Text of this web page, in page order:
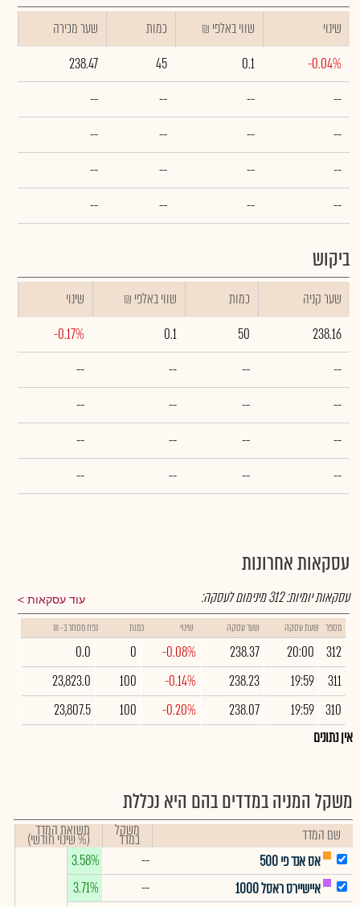
שינוי ₪ שווי באלפי כמות
שער מכירה
-0.04%
0.1
45
238.47
--
--
--
--
--
--
--
--
--
--
--
--
--
--
--
--
ביקוש
שער קניה כמות ₪ שווי באלפי
שינוי
238.16
50
0.1
-0.17%
--
--
--
--
--
--
--
--
--
--
--
--
--
--
--
--
עסקאות אחרונות
עוד עסקאות עסקאות יומיות:312מינימום לעסקה:
מספר שעת עסקה שער עסקה שינוי כמות נפח מסחר ב- ₪
312
20:00
238.37
-0.08%
0
0.0
311
19:59
238.23
-0.14%
100
23,823.0
310
19:59
238.07
-0.20%
100
23,807.5
אין נתונים
משקל המניה במדדים בהם היא נכללת
שם המדד משקל
במדד תשואת המדד
(% שינוי חודשי)
אס אנד פי 500
--
3.58%
איישיירס ראסל 1000
--
3.71%